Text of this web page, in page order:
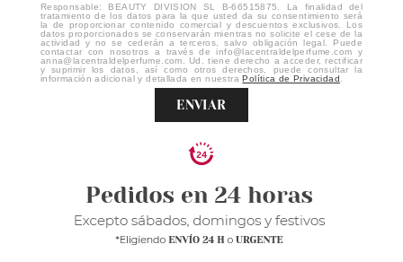
Responsable: BEAUTY DIVISION SL B-66515875. La finalidad del
tratamiento de los datos para la que usted da su consentimiento será
la de proporcionar contenido comercial y descuentos exclusivos. Los
datos proporcionados se conservarán mientras no solicite el cese de la
actividad y no se cederán a terceros, salvo obligación legal. Puede
contactar con nosotros a través de info@lacentraldelperfume.com y
anna@lacentraldelperfume.com. Ud. tiene derecho a acceder, rectificar
y suprimir los datos, así como otros derechos, puede consultar la
información adicional y detallada en nuestraPolítica de Privacidad
ENVIAR